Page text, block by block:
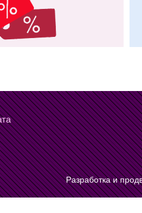
Разработка и